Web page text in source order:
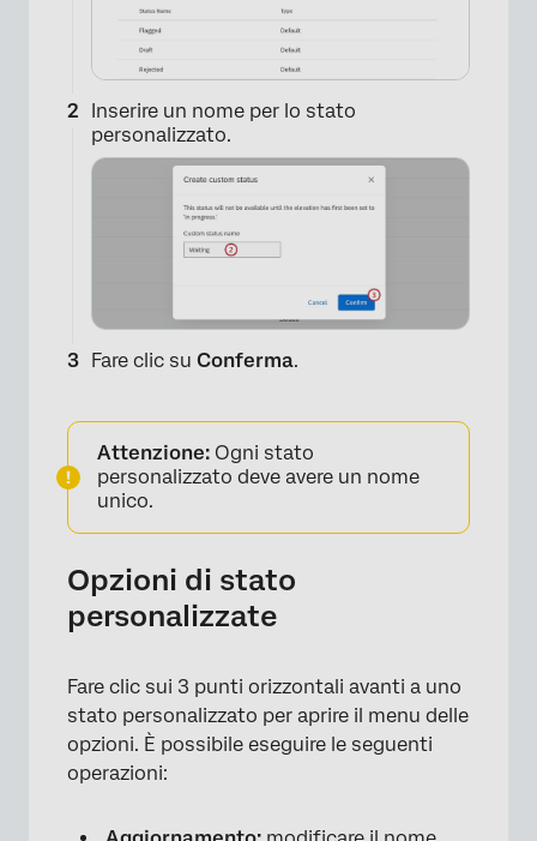
×
Inserire un nome per lo stato
personalizzato.
Fare clic su Conferma.
Attenzione: Ogni stato
personalizzato deve avere un nome
unico.
Opzioni di stato
personalizzate
Fare clic sui 3 punti orizzontali avanti a uno
stato personalizzato per aprire il menu delle
opzioni. È possibile eseguire le seguenti
operazioni: